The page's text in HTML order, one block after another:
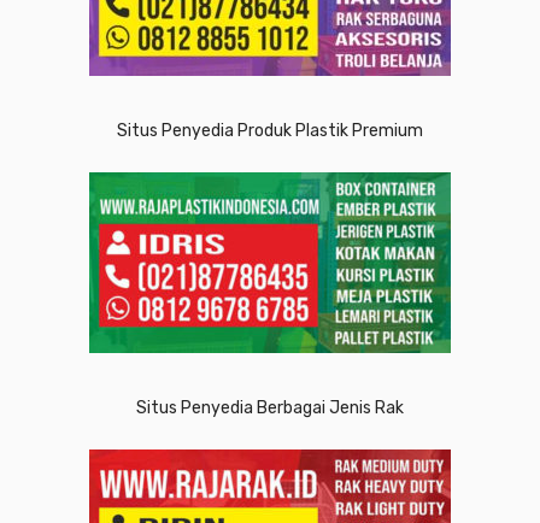
Situs Penyedia Produk Plastik Premium
Situs Penyedia Berbagai Jenis Rak